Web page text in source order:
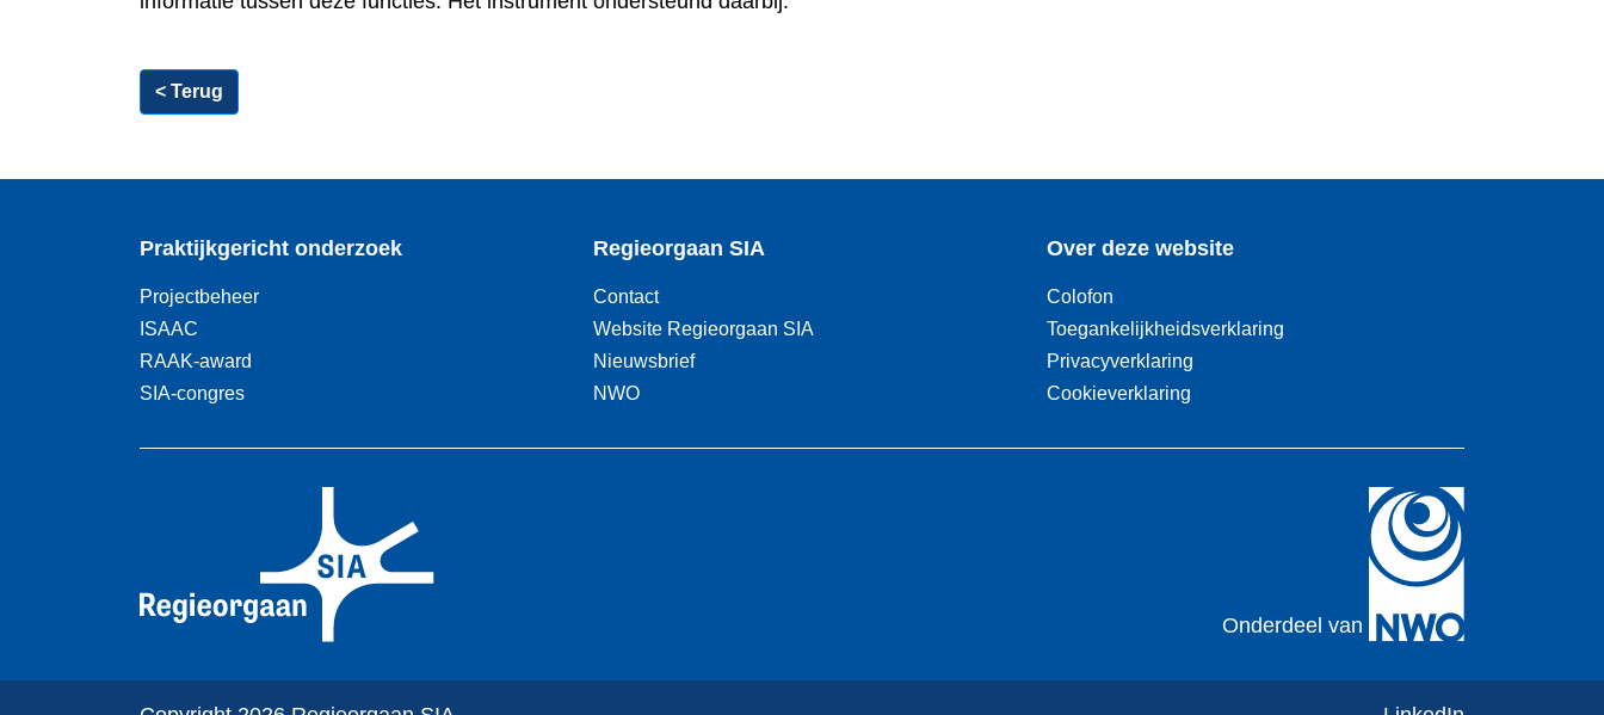
< Terug
Praktijkgericht onderzoek
Projectbeheer
ISAAC
RAAK-award
SIA-congres
Regieorgaan SIA
Contact
Website Regieorgaan SIA
Nieuwsbrief
NWO
Over deze website
Colofon
Toegankelijkheidsverklaring
Privacyverklaring
Cookieverklaring
Onderdeel van